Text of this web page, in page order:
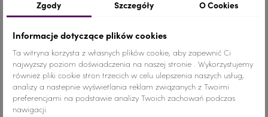
Materiał Szkło
Wymiary ŚREDNI ROZMIAR
Zgody Szczegóły O Cookies
Informacje dotyczące plików cookies
Ta witryna korzysta z własnych plików cookie, aby zapewnić Ci
najwyższy poziom doświadczenia na naszej stronie . Wykorzystujemy
również pliki cookie stron trzecich w celu ulepszenia naszych usług,
analizy a nastepnie wyświetlania reklam związanych z Twoimi
preferencjami na podstawie analizy Twoich zachowań podczas
nawigacji.